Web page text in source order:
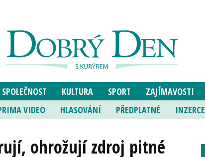
SPOLEČNOST KULTURA SPORT ZAJÍMAVOSTI
VIDEO HLASOVÁNÍ PŘEDPLATNÉ INZERCE
ohrožují zdroj pitné